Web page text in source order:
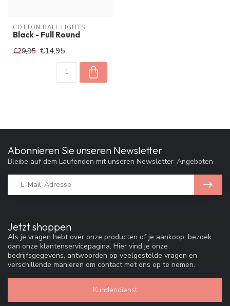
COTTON BALL LIGHTS
Black - Full Round
€29,95 €14,95
Jetzt shoppen
Als je vragen hebt over onze producten of je aankoop, bezoek
dan onze klantenservicepagina. Hier vind je onze
bedrijfsgegevens, antwoorden op veelgestelde vragen en
verschillende manieren om contact met ons op te nemen.
Kundendienst
Abonnieren Sie unseren Newsletter
Bleibe auf dem Laufenden mit unseren Newsletter-Angeboten